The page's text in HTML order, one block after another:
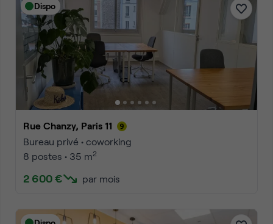
Dispo
Rue Chanzy, Paris 11
Bureau privé • coworking
8 postes • 35 m2
2 600 € par mois